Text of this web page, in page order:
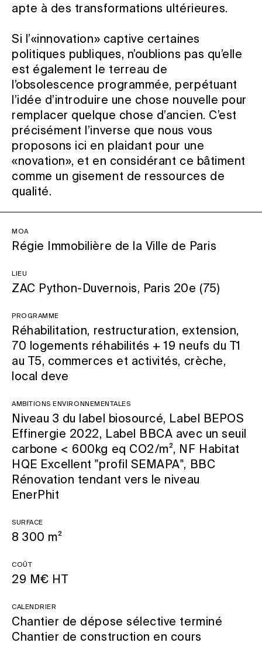
apte à des transformations ultérieures.
Si l’«innovation» captive certaines
politiques publiques, n’oublions pas qu’elle
est également le terreau de
l’obsolescence programmée, perpétuant
l’idée d’introduire une chose nouvelle pour
remplacer quelque chose d’ancien. C’est
précisément l’inverse que nous vous
proposons ici en plaidant pour une
«novation», et en considérant ce bâtiment
comme un gisement de ressources de
qualité.
MOA
Régie Immobilière de la Ville de Paris
Lieu
ZAC Python-Duvernois, Paris 20e (75)
Programme
Réhabilitation, restructuration, extension,
70 logements réhabilités + 19 neufs du T1
au T5, commerces et activités, crèche,
local deve
Ambitions environnementales
Niveau 3 du label biosourcé, Label BEPOS
Effinergie 2022, Label BBCA avec un seuil
carbone < 600kg eq CO2/m², NF Habitat
HQE Excellent "profil SEMAPA", BBC
Rénovation tendant vers le niveau
EnerPhit
Surface
8 300 m²
Coût
29 M€ HT
Calendrier
Chantier de dépose sélective terminé
Chantier de construction en cours